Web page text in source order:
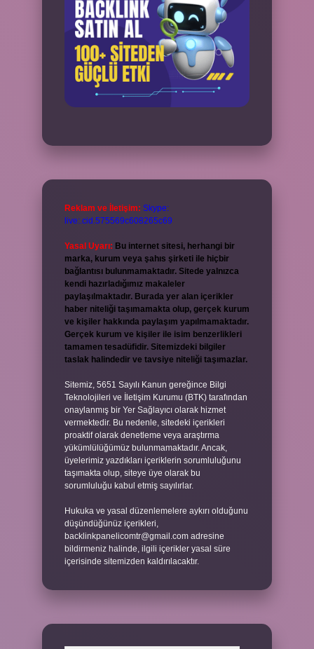
Reklam ve İletişim: Skype:
live:.cid.575569c608265c69
Yasal Uyarı: Bu internet sitesi, herhangi bir
marka, kurum veya şahıs şirketi ile hiçbir
bağlantısı bulunmamaktadır. Sitede yalnızca
kendi hazırladığımız makaleler
paylaşılmaktadır. Burada yer alan içerikler
haber niteliği taşımamakta olup, gerçek kurum
ve kişiler hakkında paylaşım yapılmamaktadır.
Gerçek kurum ve kişiler ile isim benzerlikleri
tamamen tesadüfidir. Sitemizdeki bilgiler
taslak halindedir ve tavsiye niteliği taşımazlar.
Sitemiz, 5651 Sayılı Kanun gereğince Bilgi
Teknolojileri ve İletişim Kurumu (BTK) tarafından
onaylanmış bir Yer Sağlayıcı olarak hizmet
vermektedir. Bu nedenle, sitedeki içerikleri
proaktif olarak denetleme veya araştırma
yükümlülüğümüz bulunmamaktadır. Ancak,
üyelerimiz yazdıkları içeriklerin sorumluluğunu
taşımakta olup, siteye üye olarak bu
sorumluluğu kabul etmiş sayılırlar.
Hukuka ve yasal düzenlemelere aykırı olduğunu
düşündüğünüz içerikleri,
backlinkpanelicomtr@gmail.com adresine
bildirmeniz halinde, ilgili içerikler yasal süre
içerisinde sitemizden kaldırılacaktır.